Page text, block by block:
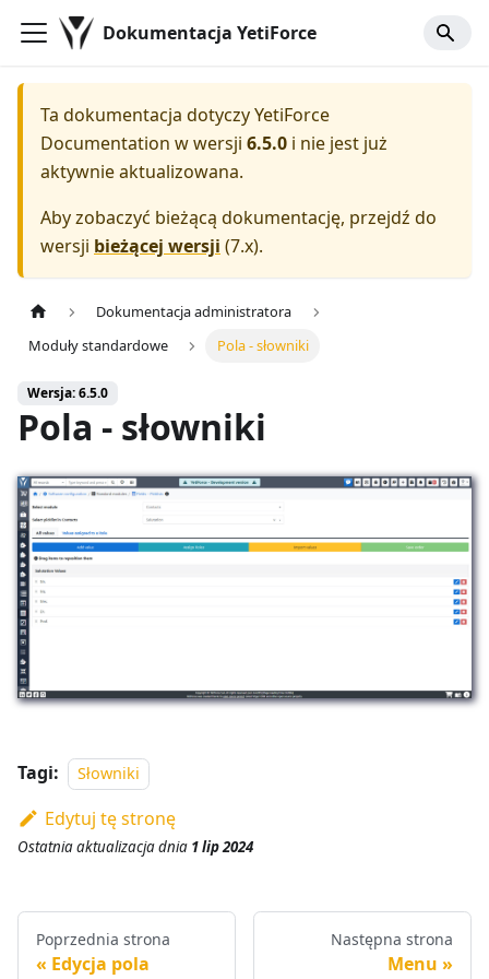
Dokumentacja YetiForce
Ta dokumentacja dotyczyYetiForce
Documentation w wersji 6.5.0 i nie jest już
aktywnie aktualizowana.
Aby zobaczyć bieżącą dokumentację, przejdź do
wersji bieżącej wersji (7.x).
Dokumentacja administratora
Moduły standardowe
Pola - słowniki
Wersja: 6.5.0
Pola - słowniki
Tagi: Słowniki
Edytuj tę stronę
Ostatnia aktualizacjadnia 1 lip 2024
Poprzednia strona
Edycja pola
Następna strona
Menu